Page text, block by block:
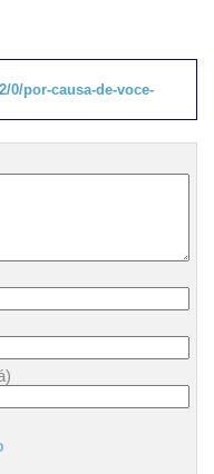
0/por-causa-de-voce-